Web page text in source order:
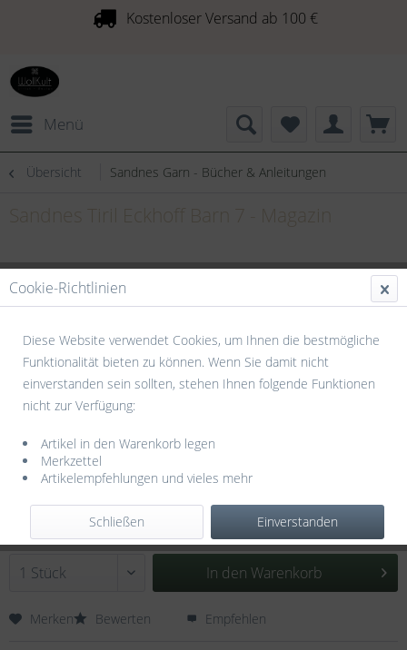
Kostenloser Versand ab 100 €
Menü
Übersicht Sandnes Garn - Bücher & Anleitungen
4,95 € *
inkl. MwSt.
Sofort versandfertig, Lieferzeit ca. 3-5 Werktage
In den Warenkorb
Merken Bewerten Empfehlen
Cookie-Richtlinien
Diese Website verwendet Cookies, um Ihnen die bestmögliche
Funktionalität bieten zu können. Wenn Sie damit nicht
einverstanden sein sollten, stehen Ihnen folgende Funktionen
nicht zur Verfügung:
Artikel in den Warenkorb legen
Merkzettel
Artikelempfehlungen und vieles mehr
Einverstanden
Schließen